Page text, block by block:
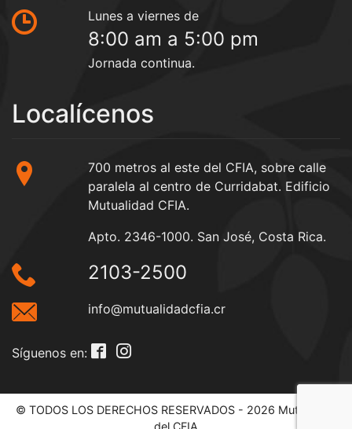
Lunes a viernes de
8:00 am a 5:00 pm
Jornada continua.
Localícenos
700 metros al este del CFIA, sobre calle
paralela al centro de Curridabat. Edificio
Mutualidad CFIA.
Apto. 2346-1000. San José, Costa Rica.
2103-2500
info@mutualidadcfia.cr
Síguenos en:
© TODOS LOS DERECHOS RESERVADOS - 2026 Mutualidad
del CFIA